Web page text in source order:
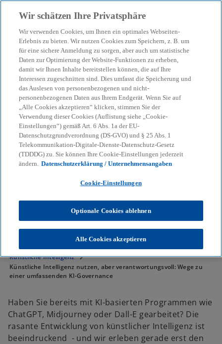
menu search
Künstliche Intelligenz
nutzen, aber
verantwortungsvoll: Wege
zu einer umfassenden KI-
Governance
doch auch Risiken sind zu bedenken und zu
steuern. Wie sich eine KI-Governance erreichen
KPMG
Künstliche Intelligenz
Künstliche Intelligenz nutzen, aber verantwortungsvoll: Wege zu
einer umfassenden KI-Governance
Haben Sie bereits mit KI-basierten Programmen wie
ChatGPT, Midjourney oder Dall-E gearbeitet? Die
rasante Entwicklung von künstlicher Intelligenz ist
beeindruckend - und wir erleben gerade erst den
Wir schätzen Ihre Privatsphäre
Wir verwenden Cookies, um Ihnen ein optimales Webseiten-
Erlebnis zu bieten. Wir nutzen Cookies zum Speichern, z. B. um
für eine sichere Anmeldung zu sorgen, aber auch um statistische
Daten zur Optimierung der Website-Funktionen zu erheben,
damit wir Ihnen Inhalte bereitstellen können, die auf Ihre
Interessen zugeschnitten sind. Dies umfasst die Speicherung und
das Auslesen von personenbezogenen und nicht-
personenbezogenen Daten aus Ihrem Endgerät. Wenn Sie auf
„Alle Cookies akzeptieren“ klicken, stimmen Sie der
Verwendung dieser Cookies (Auflistung siehe „Cookie-
Einstellungen“) gemäß Art. 6 Abs. 1a der EU-
Datenschutzgrundverordnung (DS-GVO) und § 25 Abs. 1
Telekommunikation-Digitale-Dienste-Datenschutz-Gesetz
(TDDDG) zu. Sie können Ihre Cookie-Einstellungen jederzeit
ändern. Datenschutzerklärung / Unternehmensangaben
Cookie-Einstellungen
Optionale Cookies ablehnen
Alle Cookies akzeptieren